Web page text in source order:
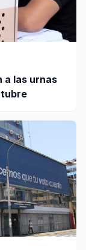
a las urnas